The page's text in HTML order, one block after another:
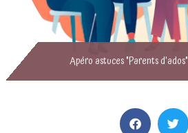
Apéro astuces "Parents d'ados"